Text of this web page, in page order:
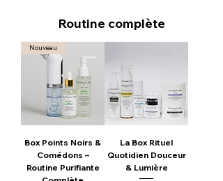
Nouveau
Box Points Noirs &
Comédons –
Routine Purifiante
La Box Rituel
Quotidien Douceur
& Lumière
Routine complète